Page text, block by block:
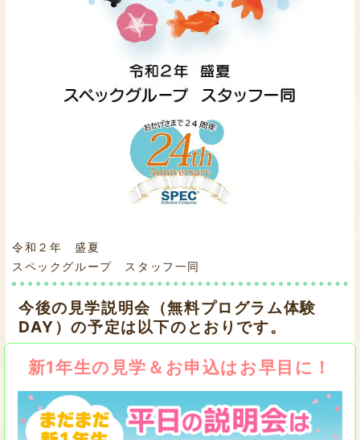
令和２年 盛夏
スペックグループ スタッフ一同
今後の見学説明会（無料プログラム体験
DAY）の予定は以下のとおりです。
新1年生の見学＆お申込はお早目に！